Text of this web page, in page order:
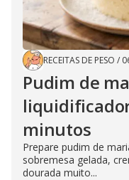
RECEITAS DE PESO /
Pudim de
minutos
Prepare pudim de
sobremesa gelada,
dourada muito...